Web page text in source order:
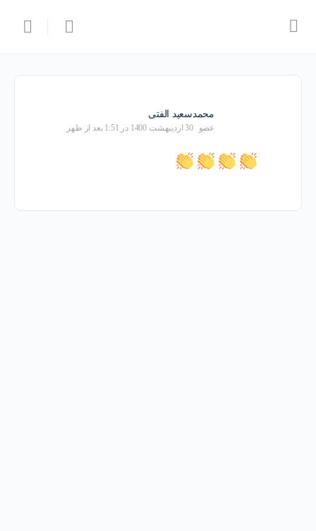
محمدسعید الفتی
عضو 30 اردیبهشت 1400 در 1:51 بعد از ظهر